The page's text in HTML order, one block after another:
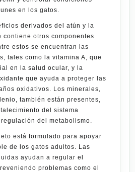
en los gatos.
derivados del atún y la
contiene otros componentes
estos se encuentran las
tales como la vitamina A, que
en la salud ocular, y la
que ayuda a proteger las
oxidativos. Los minerales,
también están presentes,
del sistema
del metabolismo.
está formulado para apoyar
de los gatos adultos. Las
ayudan a regular el
problemas como el